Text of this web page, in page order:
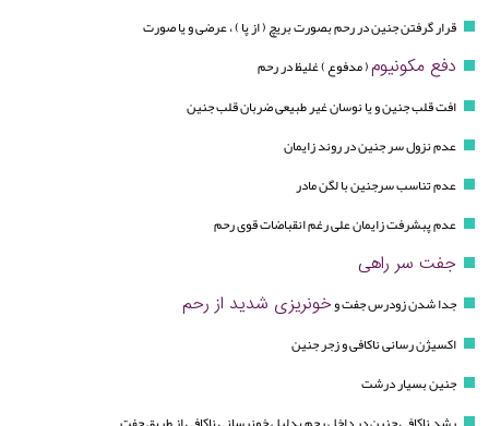
قرار گرفتن جنین در رحم بصورت بریچ ( از پا ) ، عرضی و یا صورت
دفع مکونیوم( مدفوع ) غلیظ در رحم
افت قلب جنین و یا نوسان غیر طبیعی ضربان قلب جنین
عدم نزول سر جنین در روند زایمان
عدم تناسب سرجنین با لگن مادر
عدم پبشرفت زایمان علی رغم انقباضات قوی رحم
جفت سر راهی
جدا شدن زودرس جفت وخونریزی شدید از رحم
اکسیژن رسانی ناکافی و زجر جنین
جنین بسیار درشت